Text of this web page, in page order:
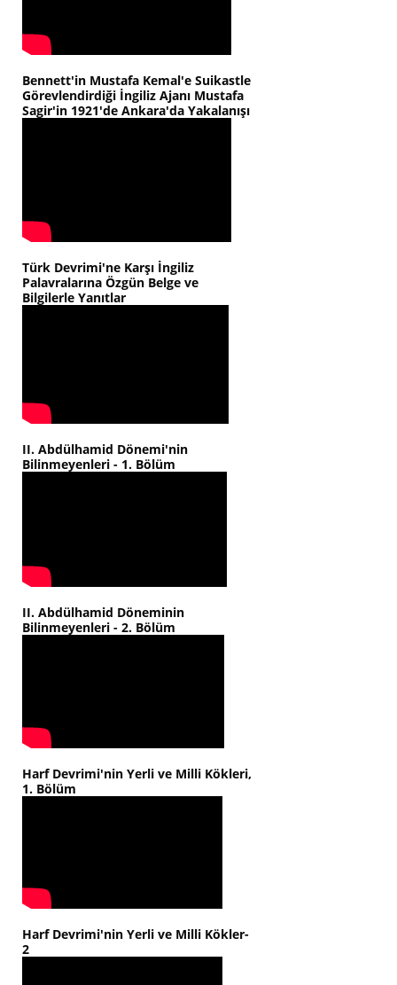
Bennett'in Mustafa Kemal'e Suikastle
Görevlendirdiği İngiliz Ajanı Mustafa
Sagir'in 1921'de Ankara'da Yakalanışı
Türk Devrimi'ne Karşı İngiliz
Palavralarına Özgün Belge ve
Bilgilerle Yanıtlar
II. Abdülhamid Dönemi'nin
Bilinmeyenleri - 1. Bölüm
II. Abdülhamid Döneminin
Bilinmeyenleri - 2. Bölüm
Harf Devrimi'nin Yerli ve Milli Kökleri,
1. Bölüm
Harf Devrimi'nin Yerli ve Milli Kökler-
2